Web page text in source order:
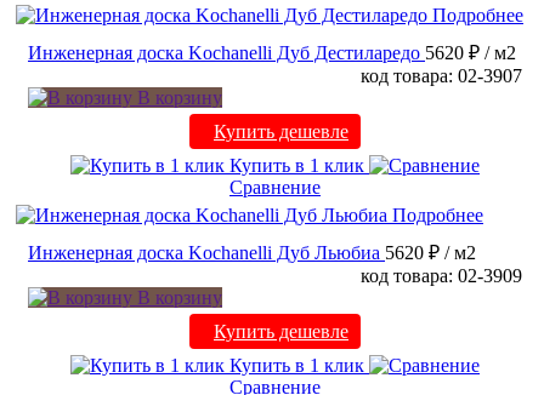
Подробнее
Инженерная доска Kochanelli Дуб Дестиларедо 5620 ₽ / м2
код товара: 02-3907
В корзину
Купить дешевле
Купить в 1 клик
Сравнение
Подробнее
Инженерная доска Kochanelli Дуб Льюбиа 5620 ₽ / м2
код товара: 02-3909
В корзину
Купить дешевле
Купить в 1 клик
Сравнение